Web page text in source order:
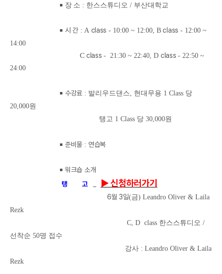
￭ 장 소 : 한스스튜디오 / 부산대학교
￭ 시 간 : A class - 10:00 ~ 12:00, Bclass - 12:00 ~
14:00
C class- 21:30 ~ 22:40, D class- 22:50 ~
24:00
￭ 수강료 : 발리우드댄스, 현대무용 1 Class 당
20,000원
탱고 1 Class 당 30,000원
￭ 준비물 : 연습복
￭ 워크숍 소개
탱 고_ ▶ 신청하러가기
6월 3일(금) Leandro Oliver & Laila
Rezk
C, D class 한스스튜디오 /
선착순 50명 접수
강사 : Leandro Oliver & Laila
Rezk